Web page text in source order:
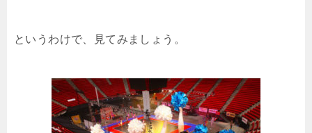
というわけで、見てみましょう。